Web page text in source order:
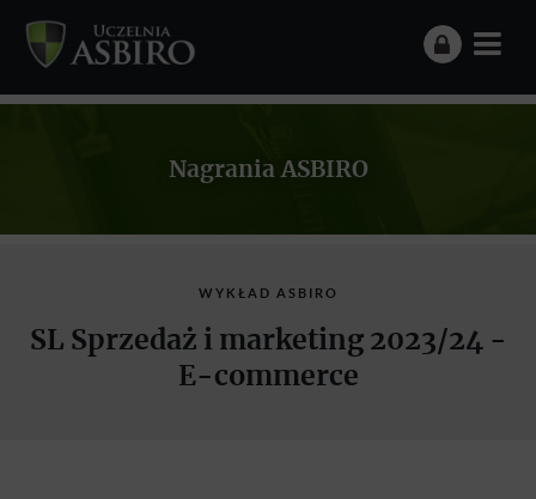
Nagrania ASBIRO
WYKŁAD ASBIRO
SL Sprzedaż i marketing 2023/24 -
E-commerce